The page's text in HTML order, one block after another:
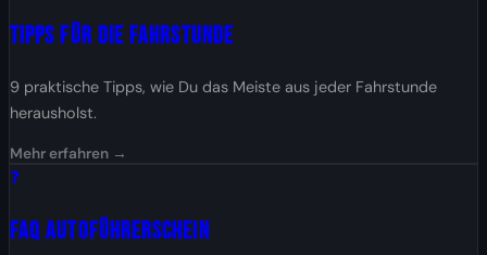
Tipps für die Fahrstunde
9 praktische Tipps, wie Du das Meiste aus jeder Fahrstunde
herausholst.
Mehr erfahren →
❓
FAQ Autoführerschein